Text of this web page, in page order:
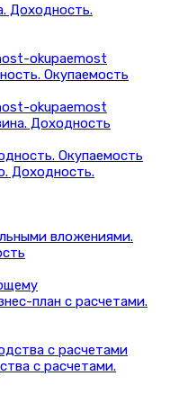
Доходность.
Окупаемость
Доходность
Доходность.
вложениями.
план с расчетами.
с расчетами.